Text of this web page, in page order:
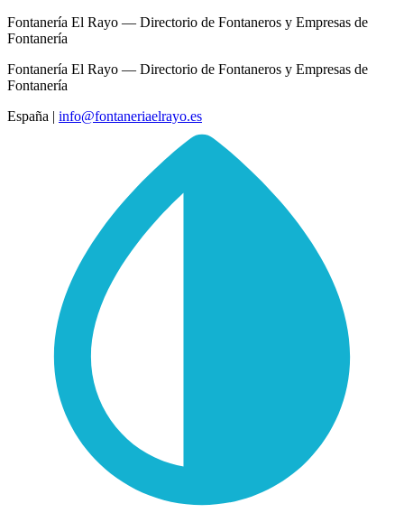
Fontanería El Rayo — Directorio de Fontaneros y Empresas de
Fontanería
Fontanería El Rayo — Directorio de Fontaneros y Empresas de
Fontanería
España | info@fontaneriaelrayo.es